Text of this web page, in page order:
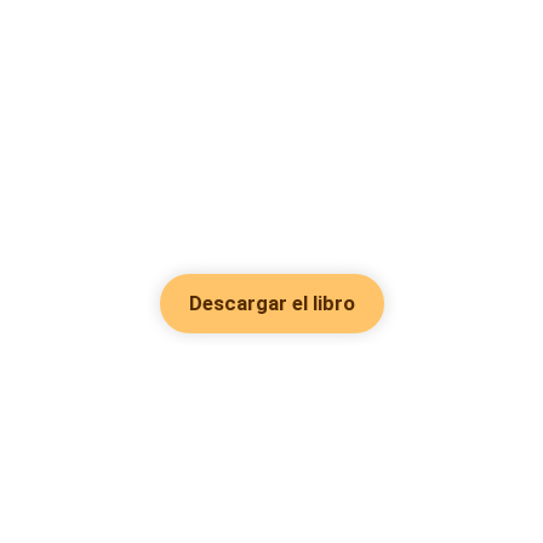
Descargar el libro